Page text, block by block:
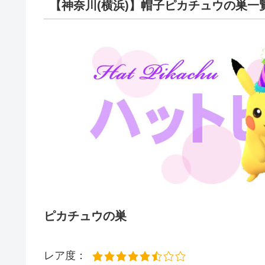
【神奈川(横浜)】帽子ピカチュウの巣一
ピカチュウの巣
レア度：